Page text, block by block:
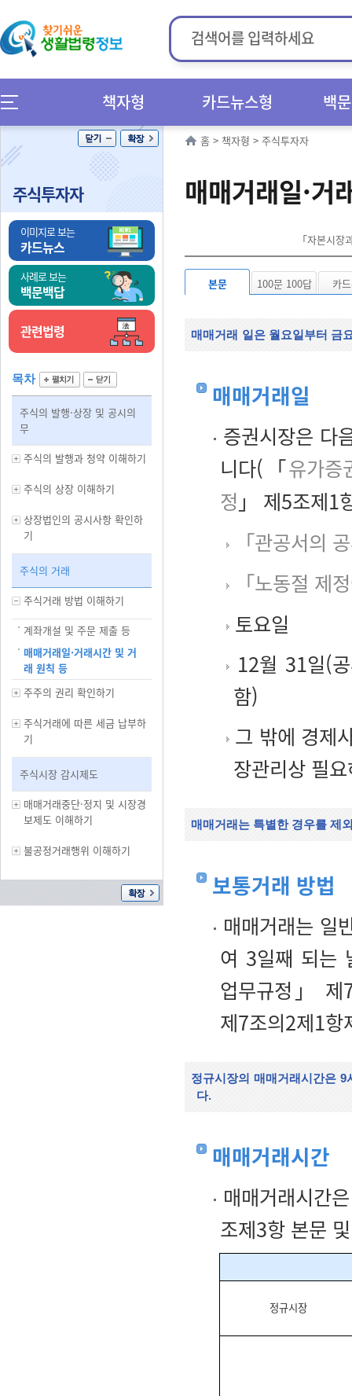
책자형 카드뉴스형 백
주식투자자
이미지로 보는
카드뉴스
사례로 보는
백문백답
관련법령
목차
주식의 발행·상장 및 공시의
무
주식의 발행과 청약 이해하기
주식의 상장 이해하기
상장법인의 공시사항 확인하
기
주식의 거래
주식거래 방법 이해하기
계좌개설 및 주문 제출 등
매매거래일·거래시간 및 거
래 원칙 등
주주의 권리 확인하기
주식거래에 따른 세금 납부하
기
주식시장 감시제도
매매거래중단·정지 및 시장경
보제도 이해하기
불공정거래행위 이해하기
홈 > 책자형 > 주식투자자
매매거래일·거
「자본시
본문 100문 100답 카
매매거래 일은 월요일부터 금
매매거래일
증권시장은 다
니다(「유가증
정 」 제5조제1
「관공서의
「노동절 제
토요일
12월 31일(
함)
그 밖에 경제
장관리상 필
매매거래는 특별한 경우를 제
보통거래 방법
매매거래는 일
여 3일째 되는
업무규정」 제
제7조의2제1항
정규시장의 매매거래시간은
다.
매매거래시간
매매거래시간
조제3항 본문
정규시장